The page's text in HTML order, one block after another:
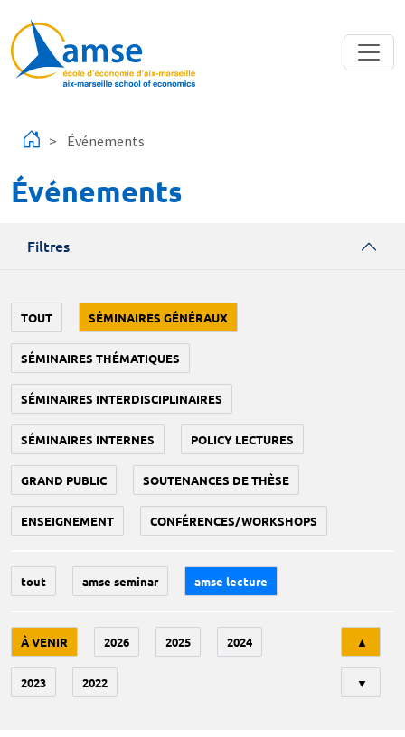
Événements
Événements
Filtres
TOUT SÉMINAIRES GÉNÉRAUX
SÉMINAIRES THÉMATIQUES
SÉMINAIRES INTERDISCIPLINAIRES
SÉMINAIRES INTERNES POLICY LECTURES
GRAND PUBLIC SOUTENANCES DE THÈSE
ENSEIGNEMENT CONFÉRENCES/WORKSHOPS
tout amse seminar amse lecture
À VENIR 2026 2025 2024
2023 2022
▲
▼